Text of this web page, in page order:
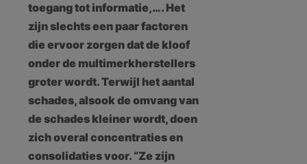
toegang tot informatie,…. Het
zijn slechts een paar factoren
die ervoor zorgen dat de kloof
onder de multimerkherstellers
groter wordt. Terwijl het aantal
schades, alsook de omvang van
de schades kleiner wordt, doen
zich overal concentraties en
consolidaties voor. “Ze zijn